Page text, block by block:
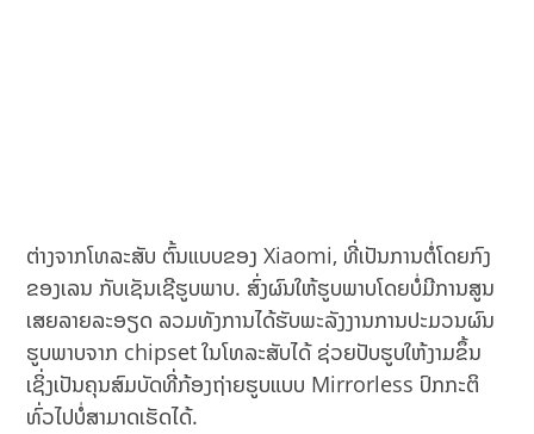
ຕ່າງຈາກໂທລະສັບ ຕົ້ນແບບຂອງ Xiaomi, ທີ່ເປັນການຕໍ່ໂດຍກົງ
ຂອງເລນ ກັບເຊັນເຊີຮູບພາບ. ສົ່ງຜົນໃຫ້ຮູບພາບໂດຍບໍ່ມີການສູນ
ເສຍລາຍລະອຽດ ລວມທັງການໄດ້ຮັບພະລັງງານການປະມວນຜົນ
ຮູບພາບຈາກ chipset ໃນໂທລະສັບໄດ້ ຊ່ວຍປັບຮູບໃຫ້ງາມຂຶ້ນ
ເຊິ່ງເປັນຄຸນສົມບັດທີ່ກ້ອງຖ່າຍຮູບແບບ Mirrorless ປົກກະຕິ
ທົ່ວໄປບໍ່ສາມາດເຮັດໄດ້.